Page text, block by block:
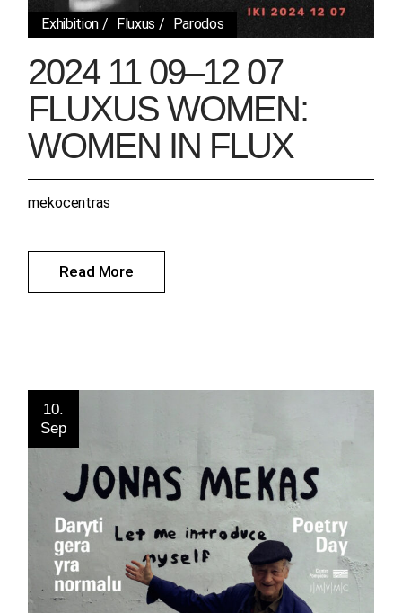
Exhibition Fluxus Parodos
2024 11 09–12 07
FLUXUS WOMEN:
WOMEN IN FLUX
Read More
mekocentras
10.
Sep